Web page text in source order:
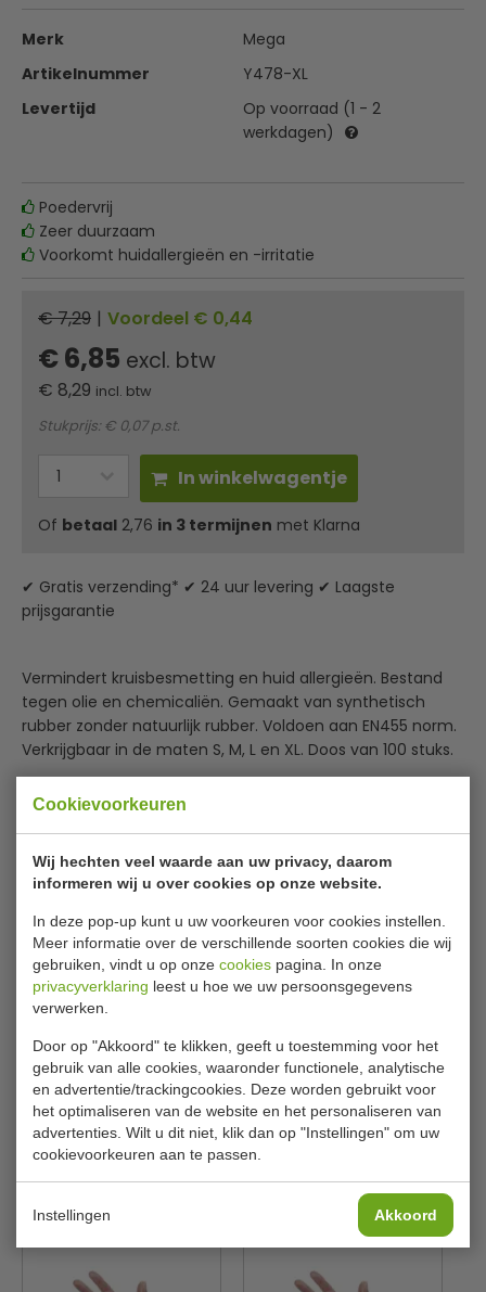
Cookievoorkeuren
Wij hechten veel waarde aan uw privacy, daarom
informeren wij u over cookies op onze website.
In deze pop-up kunt u uw voorkeuren voor cookies instellen.
Meer informatie over de verschillende soorten cookies die wij
gebruiken, vindt u op onze cookies pagina. In onze
privacyverklaring leest u hoe we uw persoonsgegevens
verwerken.
Door op "Akkoord" te klikken, geeft u toestemming voor het
gebruik van alle cookies, waaronder functionele, analytische
en advertentie/trackingcookies. Deze worden gebruikt voor
het optimaliseren van de website en het personaliseren van
advertenties. Wilt u dit niet, klik dan op "Instellingen" om uw
cookievoorkeuren aan te passen.
Instellingen Akkoord
Merk
Mega
Artikelnummer
Y478-XL
Levertijd
Op voorraad (1 - 2
werkdagen)
Poedervrij
Zeer duurzaam
Voorkomt huidallergieën en -irritatie
€ 7,29 | Voordeel € 0,44
€ 6,85 excl. btw
€ 8,29 incl. btw
Stukprijs: € 0,07 p.st.
In winkelwagentje
Of betaal 2,76 in 3 termijnen met Klarna
✔ Gratis verzending* ✔ 24 uur levering ✔ Laagste
prijsgarantie
Vermindert kruisbesmetting en huid allergieën. Bestand
tegen olie en chemicaliën. Gemaakt van synthetisch
rubber zonder natuurlijk rubber. Voldoen aan EN455 norm.
Verkrijgbaar in de maten S, M, L en XL. Doos van 100 stuks.
Voorkomt huidallergieën en -irritatie
Zeer goed bestand tegen olie en chemicaliën
Comfortabel
Zeer duurzaam
Specificaties
Model
Y478-XL
Kleur
Materiaal
Nitril
Aantal
100 stuks
Gewicht
60g